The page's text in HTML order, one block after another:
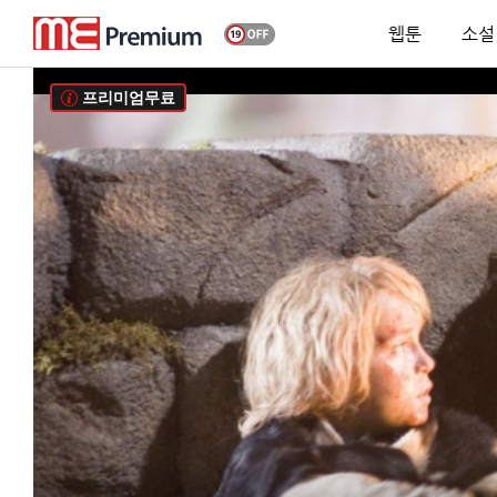
웹툰 소설
프리미엄무료